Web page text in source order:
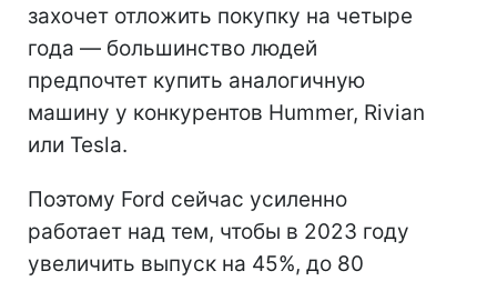
захочет отложить покупку на четыре
года — большинство людей
предпочтет купить аналогичную
машину у конкурентов Hummer, Rivian
или Tesla.
Поэтому Ford сейчас усиленно
работает над тем, чтобы в 2023 году
увеличить выпуск на 45%, до 80